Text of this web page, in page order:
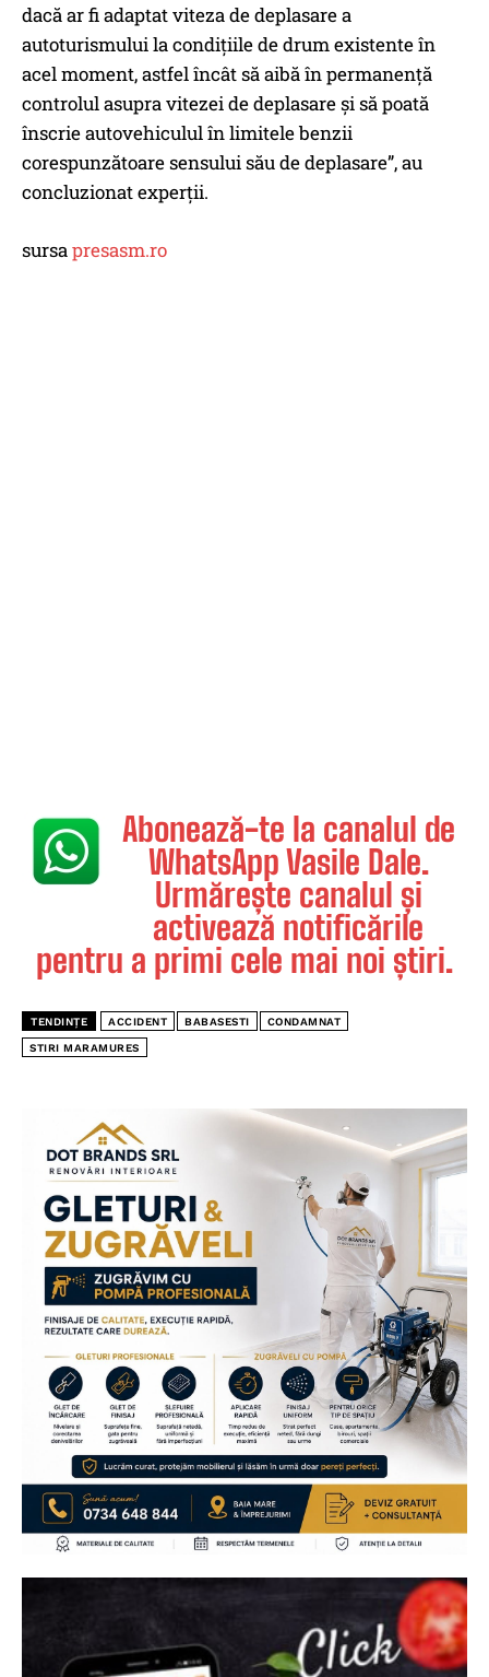
dacă ar fi adaptat viteza de deplasare a
autoturismului la condițiile de drum existente în
acel moment, astfel încât să aibă în permanență
controlul asupra vitezei de deplasare și să poată
înscrie autovehiculul în limitele benzii
corespunzătoare sensului său de deplasare”, au
concluzionat experții.
sursapresasm.ro
Abonează-te la canalul de
WhatsApp Vasile Dale.
Urmărește canalul și
activează notificările
pentru a primi cele mai noi știri.
TENDINȚE ACCIDENT BABASESTI CONDAMNAT
STIRI MARAMURES